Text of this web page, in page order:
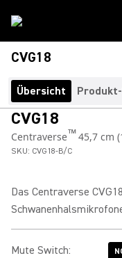
CVG18
Übersicht
CVG18
Centraverse™45,7 cm
SKU: CVG18-B/C
Das Centraverse
Mute Switch: